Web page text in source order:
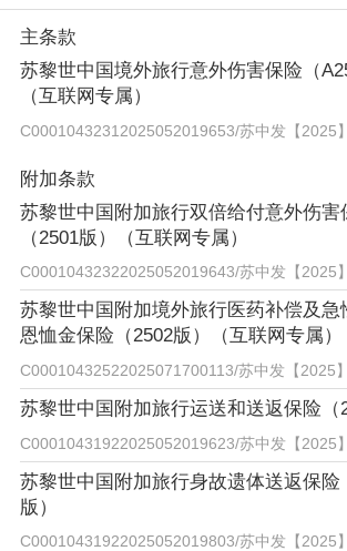
主条款
苏黎世中国境外旅行意外伤害保险（
（互联网专属）
C00010432312025052019653/苏中发【2025
附加条款
苏黎世中国附加旅行双倍给付意外伤害
（2501版）（互联网专属）
C00010432322025052019643/苏中发【2025
苏黎世中国附加境外旅行医药补偿及急
恩恤金保险（2502版）（互联网专属）
C00010432522025071700113/苏中发【2025
苏黎世中国附加旅行运送和送返保险（
C00010431922025052019623/苏中发【2025
苏黎世中国附加旅行身故遗体送返保险
版）
C00010431922025052019803/苏中发【2025